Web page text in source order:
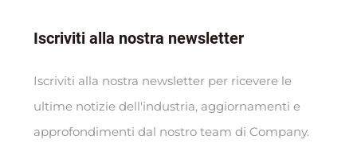
Iscriviti alla nostra newsletter
Iscriviti alla nostra newsletter per ricevere le
ultime notizie dell'industria, aggiornamenti e
approfondimenti dal nostro team di Company.